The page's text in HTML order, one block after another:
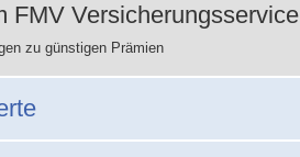
FMV
zu günstigen Prämien